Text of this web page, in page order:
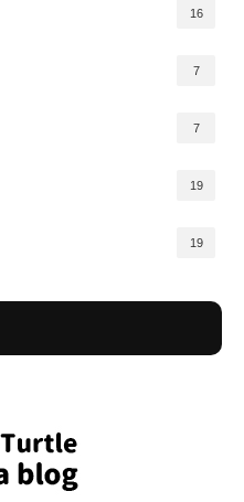
16
7
7
19
19